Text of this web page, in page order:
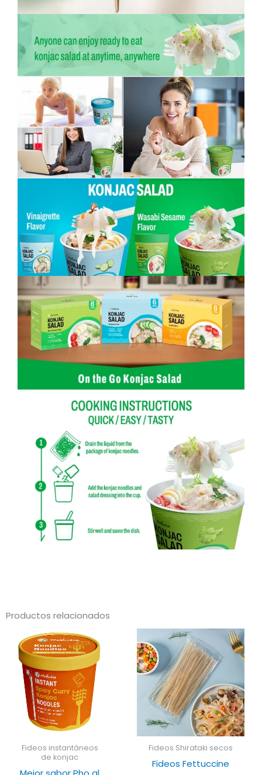
Productos relacionados
Fideos instantáneos
de konjac
Fideos Shirataki secos
Fideos Fettuccine